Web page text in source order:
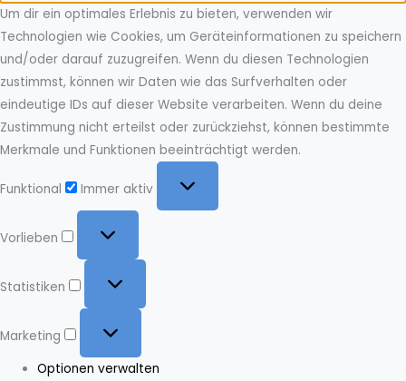
Um dir ein optimales Erlebnis zu bieten, verwenden wir
Technologien wie Cookies, um Geräteinformationen zu speichern
und/oder darauf zuzugreifen. Wenn du diesen Technologien
zustimmst, können wir Daten wie das Surfverhalten oder
eindeutige IDs auf dieser Website verarbeiten. Wenn du deine
Zustimmung nicht erteilst oder zurückziehst, können bestimmte
Merkmale und Funktionen beeinträchtigt werden.
Funktional
Immer aktiv
Vorlieben
Statistiken
Marketing
Optionen verwalten